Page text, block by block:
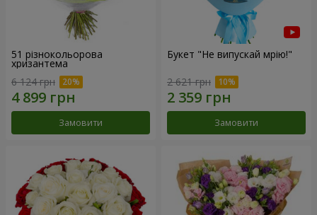
51 різнокольорова
хризантема
6 124 грн
Замовити
Букет "Не випускай мрію!"
2 621 грн
Замовити